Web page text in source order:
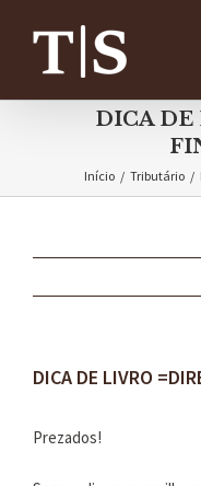
conteúdo
DICA DE
Início / Tributário /
DICA DE LIVRO
Prezados!